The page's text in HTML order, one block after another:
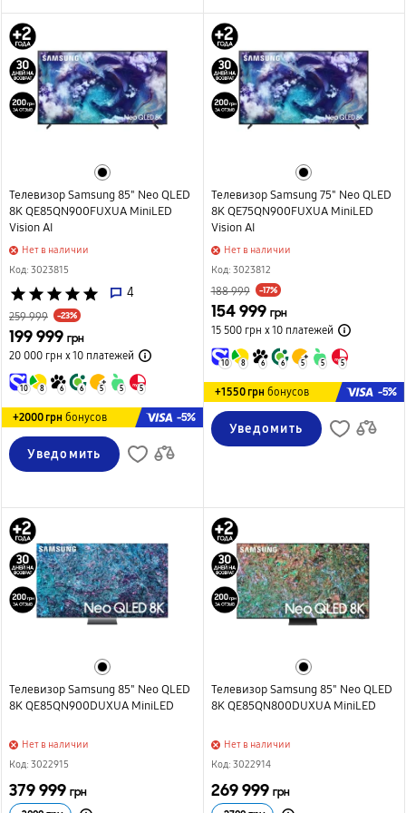
Телевизор Samsung 85" Neo QLED
8K QE85QN900FUXUA MiniLED
Vision AI
Нет в наличии
Код: 3023815
star star star star star 4
259 999 -23%
199 999 грн
20 000 грн х 10 платежей
10 8 6 6 5 5 5
+2000 грн бонусов -5%
Уведомить
Телевизор Samsung 75" Neo QLED
8K QE75QN900FUXUA MiniLED
Vision AI
Нет в наличии
Код: 3023812
188 999 -17%
154 999 грн
15 500 грн х 10платежей
10 8 6 6 5 5 5
+1550 грн бонусов -5%
Уведомить
Телевизор Samsung 85" Neo QLED
8K QE85QN900DUXUA MiniLED
Нет в наличии
Код: 3022915
379 999 грн
Телевизор Samsung 85" Neo QLED
8K QE85QN800DUXUA MiniLED
Нет в наличии
Код: 3022914
269 999 грн